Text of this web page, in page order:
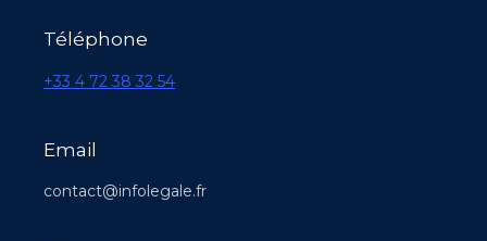
Téléphone
+33 4 72 38 32 54
Email
contact@infolegale.fr